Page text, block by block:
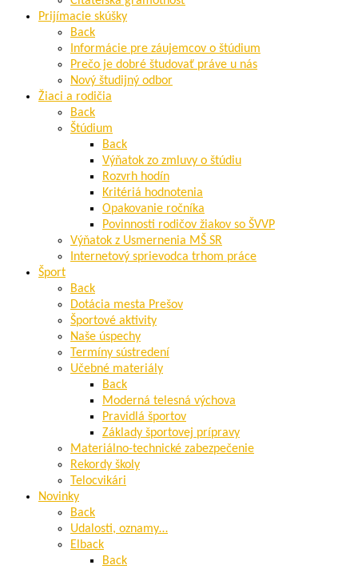
Prijímacie skúšky
Back
Informácie pre záujemcov o štúdium
Prečo je dobré študovať práve u nás
Nový študijný odbor
Žiaci a rodičia
Back
Štúdium
Back
Výňatok zo zmluvy o štúdiu
Rozvrh hodín
Kritériá hodnotenia
Opakovanie ročníka
Povinnosti rodičov žiakov so ŠVVP
Výňatok z Usmernenia MŠ SR
Internetový sprievodca trhom práce
Šport
Back
Dotácia mesta Prešov
Športové aktivity
Naše úspechy
Termíny sústredení
Učebné materiály
Back
Moderná telesná výchova
Pravidlá športov
Základy športovej prípravy
Materiálno-technické zabezpečenie
Rekordy školy
Telocvikári
Novinky
Back
Udalosti, oznamy…
Elback
Back